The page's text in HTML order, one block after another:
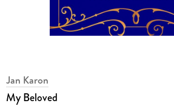
Jan Karon
My Beloved